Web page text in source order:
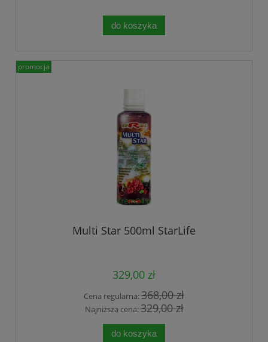
do koszyka
Multi Star 500ml StarLife
329,00 zł
Cena regularna:368,00 zł
Najniższa cena:329,00 zł
do koszyka
promocja